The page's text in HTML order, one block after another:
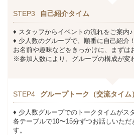
STEP3 自己紹介タイム
♦ スタッフからイベントの流れをご案内♪
♦ 少人数のグループで、順番に自己紹介！
お名前や趣味などをきっかけに、まずは
※参加人数により、グループの構成が変
STEP4 グループトーク（交流タイム）
♦ 少人数グループでのトークタイムがス
各テーブルで10〜15分ずつお話しいただ
す。